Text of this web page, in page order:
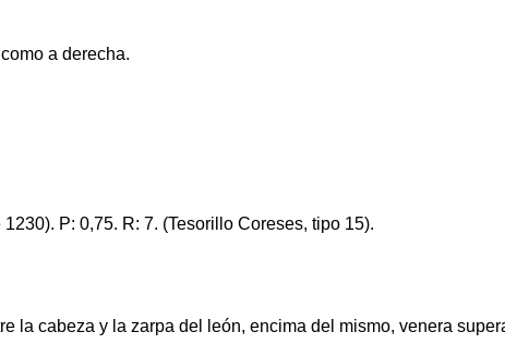
a derecha.
P: 0,75. R: 7. (Tesorillo Coreses, tipo 15).
la cabeza y la zarpa del león, encima del mismo, venera